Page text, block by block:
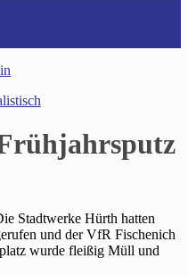
Stadtwerke Hürth hatten
und der VfR Fischenich
wurde fleißig Müll und